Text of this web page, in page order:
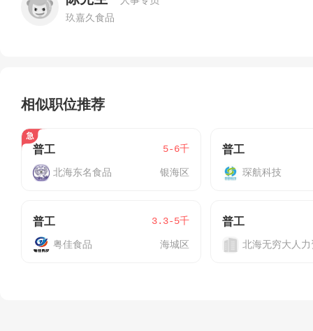
玖嘉久食品
相似职位推荐
普工 5-6千
北海东名食品 银海区
普工
琛航科技
普工 3.3-5千
粤佳食品 海城区
普工